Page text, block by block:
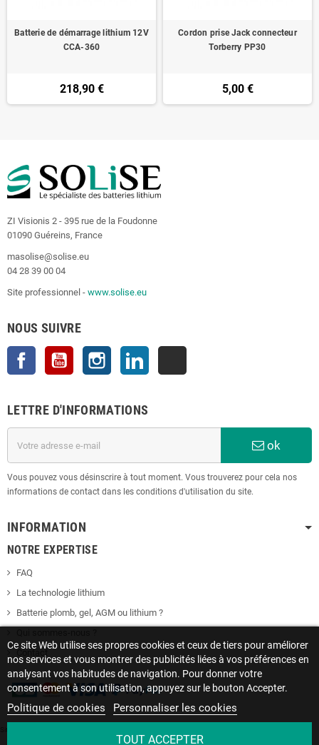
Batterie de démarrage lithium 12V
CCA-360
218,90 €
Cordon prise Jack connecteur
Torberry PP30
5,00 €
ZI Visionis 2 - 395 rue de la Foudonne
01090 Guéreins, France
masolise@solise.eu
04 28 39 00 04
Site professionnel - www.solise.eu
NOUS SUIVRE
Facebook YouTube Instagram
LETTRE D'INFORMATIONS
ok
Vous pouvez vous désinscrire à tout moment. Vous trouverez pour cela nos
informations de contact dans les conditions d'utilisation du site.
INFORMATION
NOTRE EXPERTISE
FAQ
La technologie lithium
Batterie plomb, gel, AGM ou lithium ?
Contact
Ce site Web utilise ses propres cookies et ceux de tiers pour améliorer
nos services et vous montrer des publicités liées à vos préférences en
analysant vos habitudes de navigation. Pour donner votre
consentement à son utilisation, appuyez sur le bouton Accepter.
Politique de cookies Personnaliser les cookies
TOUT ACCEPTER